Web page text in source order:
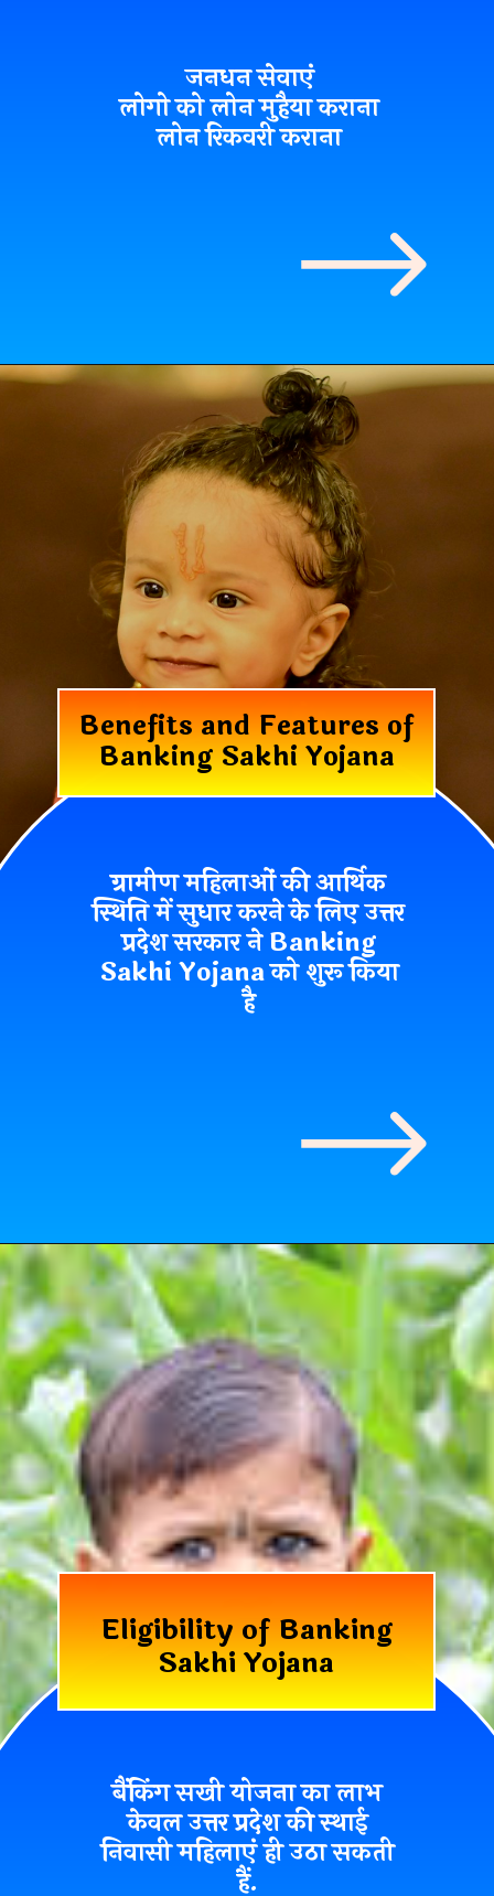
जनधन सेवाएं
लोगो को लोन मुहैया कराना
लोन रिकवरी कराना
Benefits and Features of
Banking Sakhi Yojana
ग्रामीण महिलाओं की आर्थिक
स्थिति में सुधार करने के लिए उत्तर
प्रदेश सरकार नेBanking
Sakhi Yojanaको शुरू किया
है
Eligibility of Banking
Sakhi Yojana
बैंकिंग सखी योजना का लाभ
केवलउत्तर प्रदेश की स्थाई
निवासी महिलाएं हीउठा सकती
हैं.